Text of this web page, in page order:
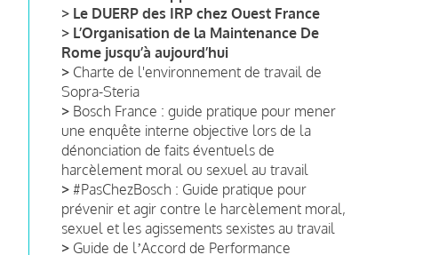
> Le DUERP des IRP chez Ouest France
> L’Organisation de la Maintenance De
Rome jusqu’à aujourd’hui
> Charte de l'environnement de travail de
Sopra-Steria
> Bosch France : guide pratique pour mener
une enquête interne objective lors de la
dénonciation de faits éventuels de
harcèlement moral ou sexuel au travail
> #PasChezBosch : Guide pratique pour
prévenir et agir contre le harcèlement moral,
sexuel et les agissements sexistes au travail
> Guide de lʼAccord de Performance